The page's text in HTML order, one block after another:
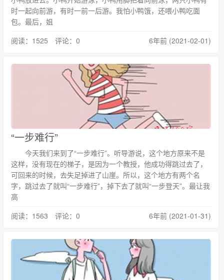
时一起向前游，有时一前一后游。我怕小鸭饿，还喂小鸭吃面
包。最后，姐
阅读：1525 评论：0
6年前 (2021-02-01)
“一步难行”
今天我们来到了“一步难行”。听导游说，这个地方原来不是
这样，没有现在的梯子，是因为一个教授，他成功得跳过去了，
可回来的时候，去失足掉进了山崖。所以，这个地方有两个名
字，跳过去了就叫“一步难行”，掉下去了就叫“一步登天”。最让我
高
阅读：1563 评论：0
6年前 (2021-01-31)